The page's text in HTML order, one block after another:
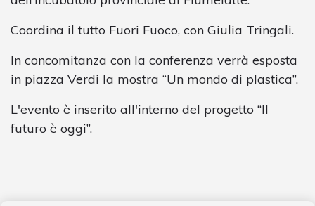
Coordina il tutto Fuori Fuoco, con Giulia Tringali.
In concomitanza con la conferenza verrà esposta
in piazza Verdi la mostra “Un mondo di plastica”.
L'evento è inserito all'interno del progetto “Il
futuro è oggi”.